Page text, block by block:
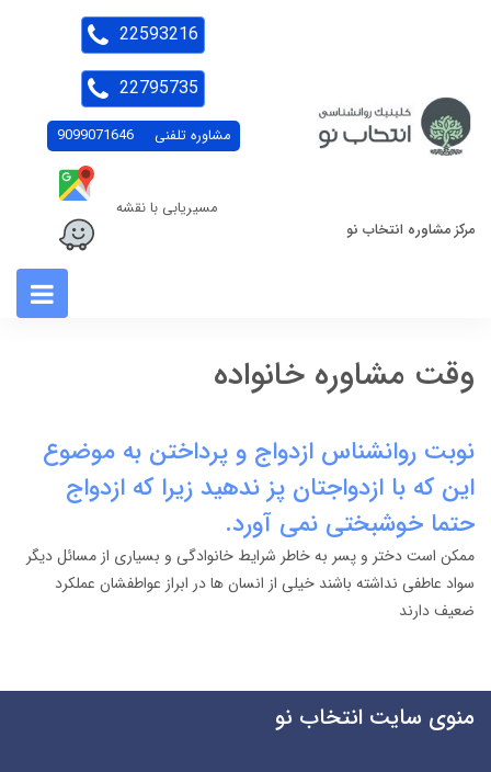
مرکز مشاوره انتخاب نو
مشاوره تلفنی 9099071646
مسیریابی با نقشه
22593216
22795735
وقت مشاوره خانواده
نوبت روانشناس ازدواج و پرداختن به موضوع
این که با ازدواجتان پز ندهید زیرا که ازدواج
حتما خوشبختی نمی آورد.
ممکن است دختر و پسر به خاطر شرایط خانوادگی و بسیاری از مسائل دیگر
سواد عاطفی نداشته باشند خیلی از انسان ها در ابراز عواطفشان عملکرد
ضعیف دارند
منوی سایت انتخاب نو